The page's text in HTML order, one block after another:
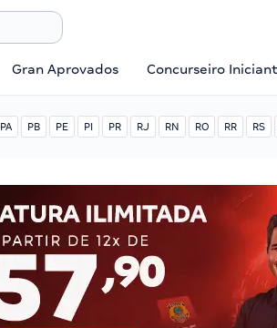
Gran Aprovados Concurseiro
PA PB PE PI PR RJ RN RO RR RS